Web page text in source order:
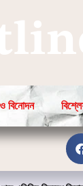
বিনোদন